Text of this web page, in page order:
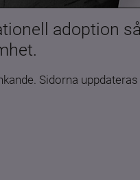
adoption
Sidorna